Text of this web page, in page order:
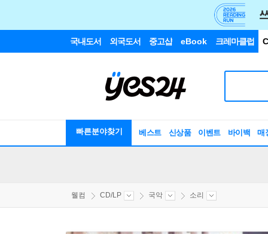
국내도서 외국도서 중고샵 eBook 크레마클럽
빠른분야찾기 베스트 신상품 이벤트 바이백 매
웰컴 CD/LP 국악 소리